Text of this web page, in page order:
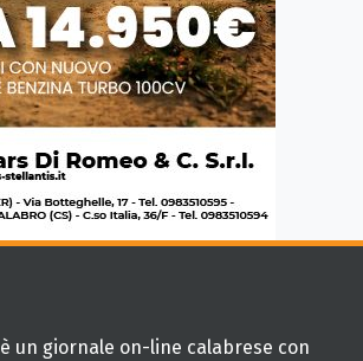
è un giornale on-line calabrese con